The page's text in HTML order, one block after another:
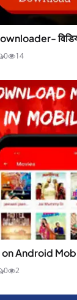
0 14
Android
0 2